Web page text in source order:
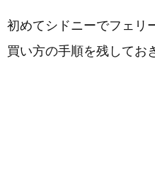
初めてシドニーでフェリ
買い方の手順を残してお